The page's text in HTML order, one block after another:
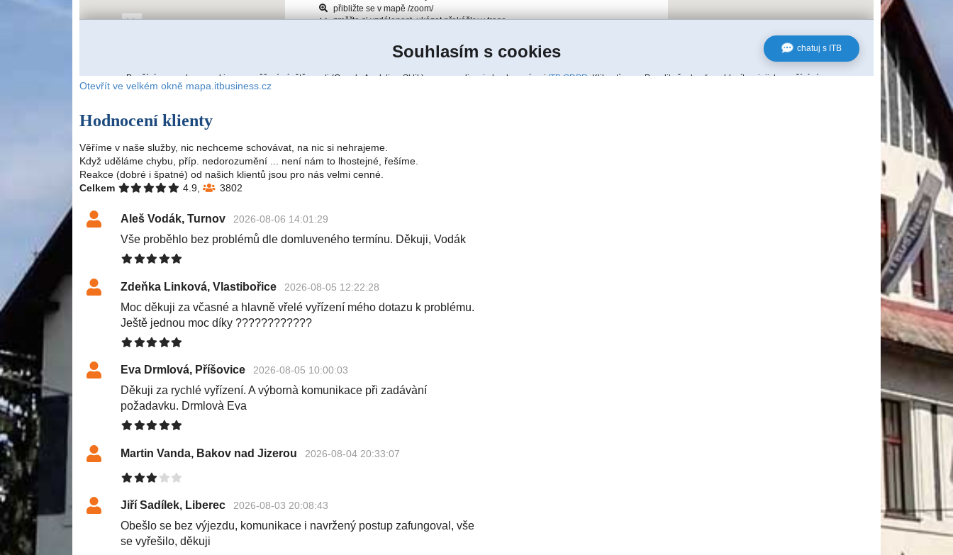
Otevřít ve velkém okně mapa.itbusiness.cz
Hodnocení klienty
Věříme v naše služby, nic nechceme schovávat, na nic si nehrajeme.
Když uděláme chybu, příp. nedorozumění ... není nám to lhostejné, řešíme.
Reakce (dobré i špatné) od našich klientů jsou pro nás velmi cenné.
Celkem
4.9, 3802
Aleš Vodák, Turnov 2026-08-06 14:01:29
Vše proběhlo bez problémů dle domluveného termínu. Děkuji, Vodák
Zdeňka Linková, Vlastibořice 2026-08-05 12:22:28
Moc děkuji za včasné a hlavně vřelé vyřízení mého dotazu k problému.
Ještě jednou moc díky ????????????
Eva Drmlová, Příšovice 2026-08-05 10:00:03
Děkuji za rychlé vyřízení. A výbornà komunikace při zadávàní
požadavku. Drmlovà Eva
Martin Vanda, Bakov nad Jizerou 2026-08-04 20:33:07
Jiří Sadílek, Liberec 2026-08-03 20:08:43
Obešlo se bez výjezdu, komunikace i navržený postup zafungoval, vše
se vyřešilo, děkuji